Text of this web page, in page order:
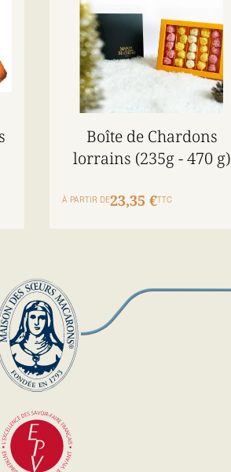
Boîte de Chardons
lorrains (235g - 470 g)
À PARTIR DE23,35 €TTC